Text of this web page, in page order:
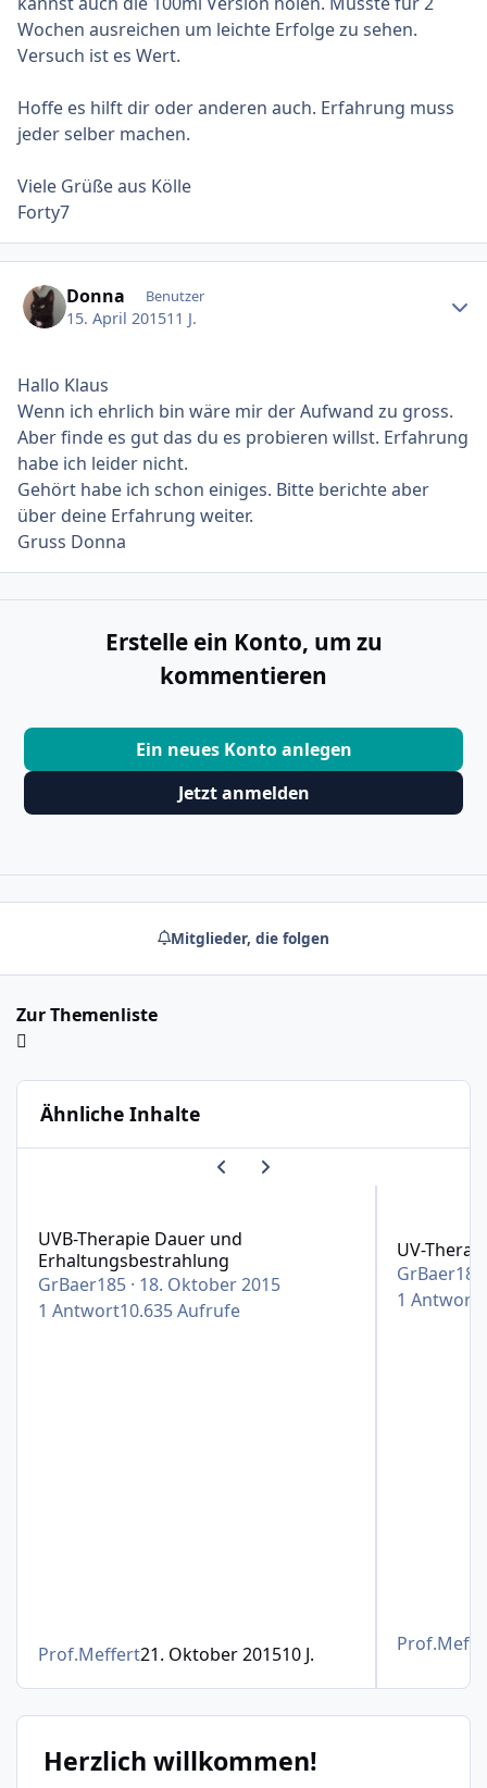
Wochen ausreichen um leichte Erfolge zu sehen.
Versuch ist es Wert.
Hoffe es hilft dir oder anderen auch. Erfahrung muss
jeder selber machen.
Viele Grüße aus Kölle
Forty7
Donna Benutzer
15. April 201511 J.
Hallo Klaus
Wenn ich ehrlich bin wäre mir der Aufwand zu gross.
Aber finde es gut das du es probieren willst. Erfahrung
habe ich leider nicht.
Gehört habe ich schon einiges. Bitte berichte aber
über deine Erfahrung weiter.
Gruss Donna
Erstelle ein Konto, um zu
kommentieren
Ein neues Konto anlegen
Jetzt anmelden
Mitglieder, die folgen
Zur Themenliste
Ähnliche Inhalte
Vorherige Karussell-Folie
Nächste Karussell-Folie
UVB-Therapie Dauer und
Erhaltungsbestrahlung
GrBaer185 · 18. Oktober 2015
1 Antwort10.635Aufrufe
Prof.Meffert21. Oktober 201510 J.
UV-
GrBaer185
1 Antwort
Herzlich willkommen!